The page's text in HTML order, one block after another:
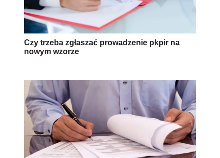
Czy trzeba zgłaszać prowadzenie pkpir na
nowym wzorze